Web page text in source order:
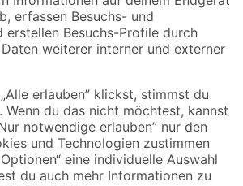
Versandarten